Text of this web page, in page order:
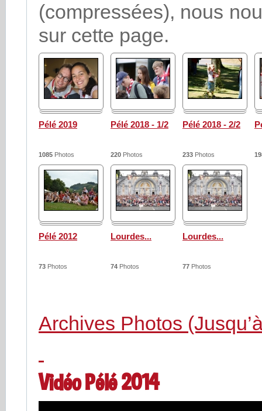
(compressées), nous
sur cette page.
Pélé 2019
1085 Photos
Pélé 2018 - 1/2
220 Photos
Pélé 2018 - 2/2
233 Photos
Pélé 2012
73 Photos
Lourdes...
74 Photos
Lourdes...
77 Photos
Archives Photos
Vidéo Pélé 2014